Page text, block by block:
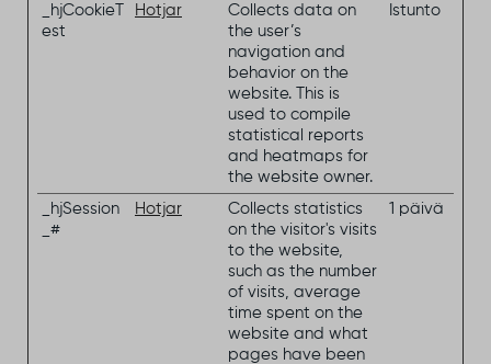
_hjCookieT
est
Hotjar
Collects data on
the user’s
navigation and
behavior on the
website. This is
used to compile
statistical reports
and heatmaps for
the website owner.
Istunto
_hjSession
_#
Hotjar
Collects statistics
on the visitor's visits
to the website,
such as the number
of visits, average
time spent on the
website and what
pages have been
1 päivä